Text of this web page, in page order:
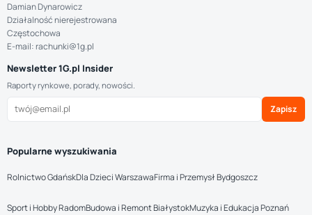
Damian Dynarowicz
Działalność nierejestrowana
Częstochowa
E-mail: rachunki@1g.pl
Newsletter 1G.pl Insider
Raporty rynkowe, porady, nowości.
Zapisz
Popularne wyszukiwania
Rolnictwo GdańskDla Dzieci WarszawaFirma i Przemysł Bydgoszcz
Sport i Hobby RadomBudowa i Remont BiałystokMuzyka i Edukacja Poznań